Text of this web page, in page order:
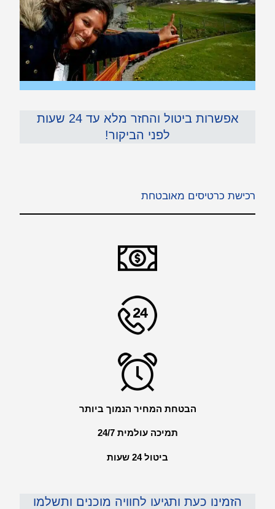
אפשרות ביטול והחזר מלא עד 24 שעות
לפני הביקור!
רכישת כרטיסים מאובטחת
הבטחת המחיר הנמוך ביותר
תמיכה עולמית 24/7
ביטול 24 שעות
הזמינו כעת ותגיעו לחוויה מוכנים ותשלמו